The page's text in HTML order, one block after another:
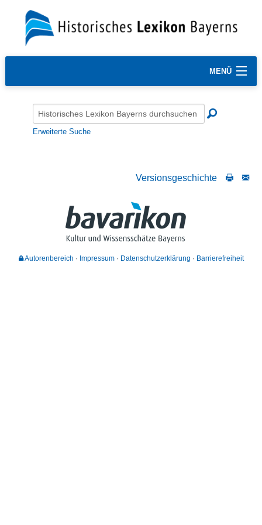
MENÜ
Erweiterte Suche
Versionsgeschichte
Autorenbereich Impressum Datenschutzerklärung Barrierefreiheit